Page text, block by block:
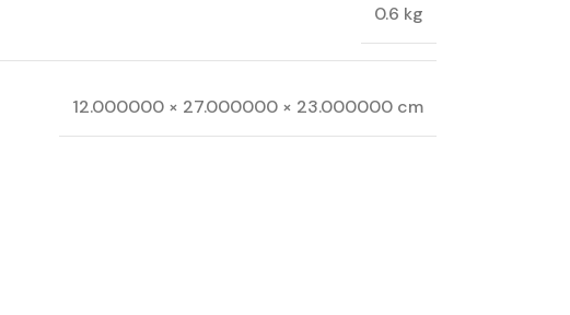
0.6 kg
12.000000 × 27.000000 × 23.000000 cm